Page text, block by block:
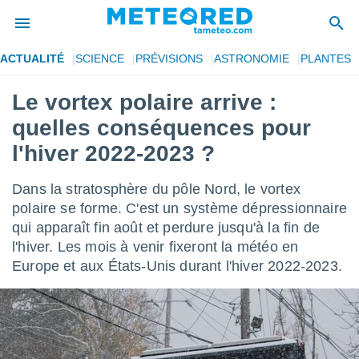
de
a
par
Vous
:
ACTUALITÉ SCIENCE PRÉVISIONS ASTRONOMIE PLANTES
Le vortex polaire arrive :
quelles conséquences pour
l'hiver 2022-2023 ?
Dans la stratosphère du pôle Nord, le vortex
polaire se forme. C'est un système dépressionnaire
qui apparaît fin août et perdure jusqu'à la fin de
l'hiver. Les mois à venir fixeront la météo en
Europe et aux États-Unis durant l'hiver 2022-2023.